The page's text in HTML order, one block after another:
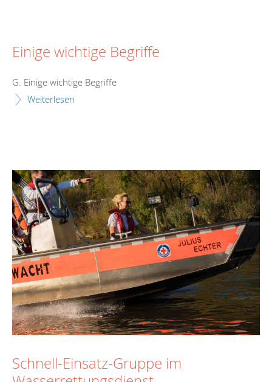
Einige wichtige Begriffe
G. Einige wichtige Begriffe
Weiterlesen
Schnell-Einsatz-Gruppe im